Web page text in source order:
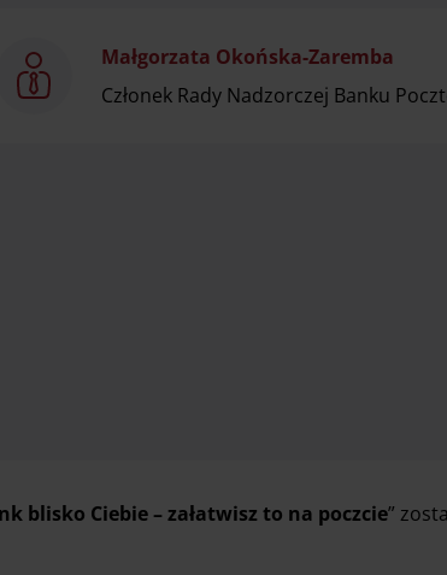
Małgorzata Okońska-Zaremba
Członek Rady Nadzorczej Banku
blisko Ciebie – załatwisz to na poczcie”